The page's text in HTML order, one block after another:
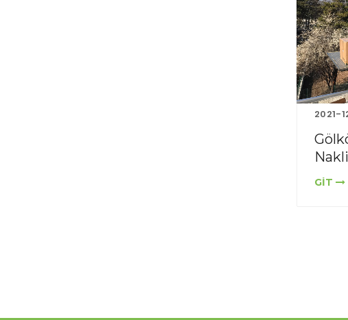
2021-
GİT